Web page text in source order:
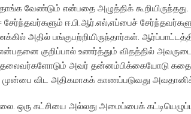
வேண்டும் என்பதை அழுத்திக் கூறியிருந்தது.
ஈ.பி.ஆர்.எல்,எப்பைச்
அதில் பங்குபற்றியிருந்தார்கள்.
குறிப்பால் உணர்த்தும் விதத்தில்
தலைவர்களோடும் அவர் தன்னம்பிக்கையோடு
விட அதிகமாகக் காணப்படுவது
ஒரு கட்சியை அல்லது அமைப்பைக்